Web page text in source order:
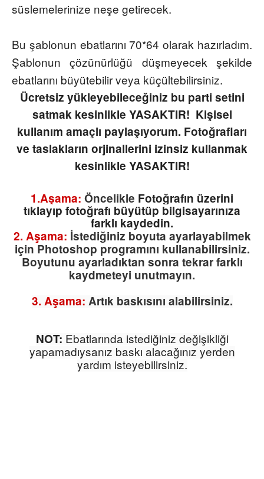
süslemelerinize neşe getirecek.
Bu şablonun ebatlarını 70*64 olarak hazırladım.
Şablonun çözünürlüğü düşmeyecek şekilde
ebatlarını büyütebilir veya küçültebilirsiniz.
Ücretsiz yükleyebileceğiniz bu parti setini
satmak kesinlikle YASAKTIR! Kişisel
kullanım amaçlı paylaşıyorum. Fotoğrafları
ve taslakların orjinallerini izinsiz kullanmak
kesinlikle YASAKTIR!
1.Aşama: Öncelikle Fotoğrafın üzerini
tıklayıp fotoğrafı büyütüp bilgisayarınıza
farklı kaydedin.
2. Aşama: İstediğiniz boyuta ayarlayabilmek
için Photoshop programını kullanabilirsiniz.
Boyutunu ayarladıktan sonra tekrar farklı
kaydmeteyi unutmayın.
3. Aşama: Artık baskısını alabilirsiniz.
NOT: Ebatlarında istediğiniz değişikliği
yapamadıysanız baskı alacağınız yerden
yardım isteyebilirsiniz.